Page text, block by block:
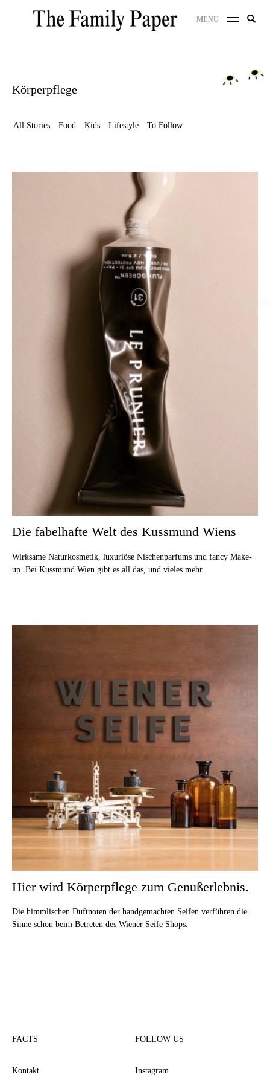
MENU
Körperpflege
All Stories Food Kids Lifestyle To Follow
Die fabelhafte Welt des Kussmund Wiens
Wirksame Naturkosmetik, luxuriöse Nischenparfums und fancy Make-
up. Bei Kussmund Wien gibt es all das, und vieles mehr.
Hier wird Körperpflege zum Genußerlebnis.
Die himmlischen Duftnoten der handgemachten Seifen verführen die
Sinne schon beim Betreten des Wiener Seife Shops.
Search
FACTS
Kontakt
FOLLOW US
Instagram